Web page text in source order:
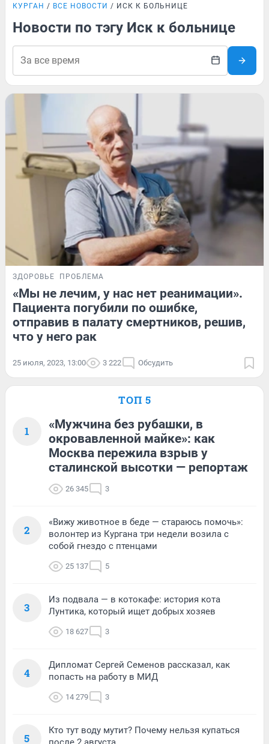
КУРГАН ВСЕ НОВОСТИ ИСК К БОЛЬНИЦЕ
Новости по тэгу Иск к больнице
ЗДОРОВЬЕ ПРОБЛЕМА
«Мы не лечим, у нас нет реанимации».
Пациента погубили по ошибке,
отправив в палату смертников, решив,
что у него рак
25 июля, 2023, 13:00 3 222 Обсудить
ТОП 5
1
«Мужчина без рубашки, в
окровавленной майке»: как
Москва пережила взрыв у
сталинской высотки — репортаж
26 345 3
2
«Вижу животное в беде — стараюсь помочь»:
волонтер из Кургана три недели возила с
собой гнездо с птенцами
25 137 5
3
Из подвала — в котокафе: история кота
Лунтика, который ищет добрых хозяев
18 627 3
4
Дипломат Сергей Семенов рассказал, как
попасть на работу в МИД
14 279 3
5
Кто тут воду мутит? Почему нельзя купаться